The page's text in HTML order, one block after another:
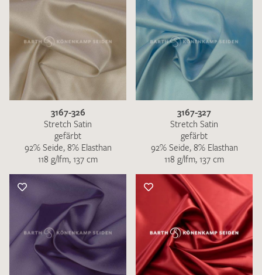
3167-326
Stretch Satin
gefärbt
92% Seide, 8% Elasthan
118 g/lfm, 137 cm
3167-327
Stretch Satin
gefärbt
92% Seide, 8% Elasthan
118 g/lfm, 137 cm